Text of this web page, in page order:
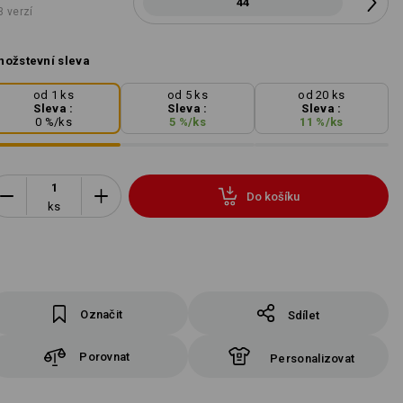
verzí
sleva
od 1 ks
Sleva :
0 %/ks
od 5 ks
Sleva :
5 %/ ks
od 20 ks
Sleva :
11 %/ks
ks
Do košíku
Označit Sdílet
Porovnat Personalizovat